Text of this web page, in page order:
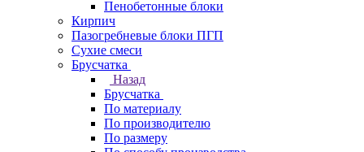
Пенобетонные блоки
Кирпич
Пазогребневые блоки ПГП
Сухие смеси
Брусчатка
Назад
Брусчатка
По материалу
По производителю
По размеру